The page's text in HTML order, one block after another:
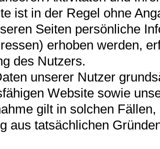
ist in der Regel ohne
Seiten persönliche
erhoben werden,
des Nutzers.
unserer Nutzer
Website sowie
gilt in solchen
aus tatsächlichen